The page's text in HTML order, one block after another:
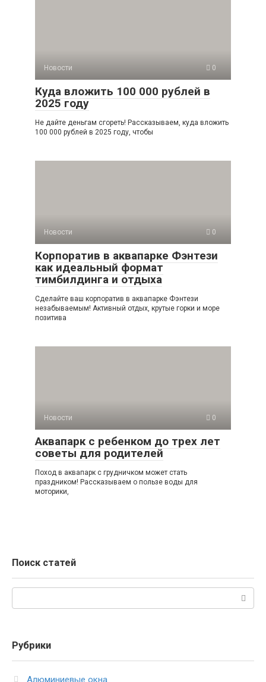
Новости 0
Куда вложить 100 000 рублей в
2025 году
Не дайте деньгам сгореть! Рассказываем, куда вложить
100 000 рублей в 2025 году, чтобы
Новости 0
Корпоратив в аквапарке Фэнтези
как идеальный формат
тимбилдинга и отдыха
Сделайте ваш корпоратив в аквапарке Фэнтези
незабываемым! Активный отдых, крутые горки и море
позитива
Новости 0
Аквапарк с ребенком до трех лет
советы для родителей
Поход в аквапарк с грудничком может стать
праздником! Рассказываем о пользе воды для
моторики,
Поиск статей
Рубрики
Алюминиевые окна